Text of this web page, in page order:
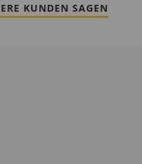
KUNDEN SAGEN